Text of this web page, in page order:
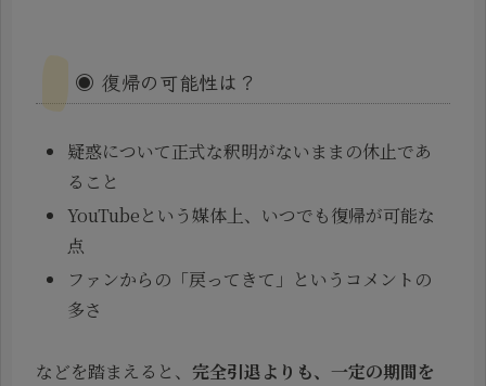
◉ 復帰の可能性は？
疑惑について正式な釈明がないままの休止であ
ること
YouTubeという媒体上、いつでも復帰が可能な
点
ファンからの「戻ってきて」というコメントの
多さ
などを踏まえると、 完全引退よりも、一定の期間を